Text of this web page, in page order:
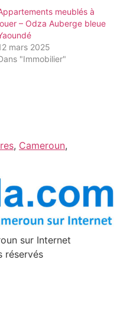
meublés à
– Odza Auberge bleue
mars 2025
"Immobilier"
, Cameroun,
sur Internet
réservés